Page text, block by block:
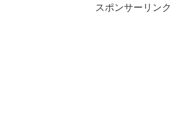
リアルのお話なぞ。土曜日に梅田スポンサーリンク